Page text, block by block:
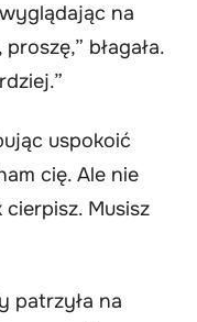
na
błagała.
uspokoić
cię. Ale nie
Musisz
patrzyła na